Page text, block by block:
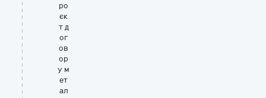
ро
єк
т д
ог
ов
ор
у м
ет
ал